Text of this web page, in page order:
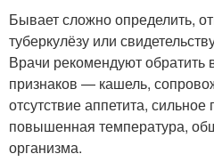
Бывает сложно определить,
туберкулёзу или
Врачи рекомендуют обратить
признаков — кашель,
отсутствие аппетита,
повышенная температура,
организма.